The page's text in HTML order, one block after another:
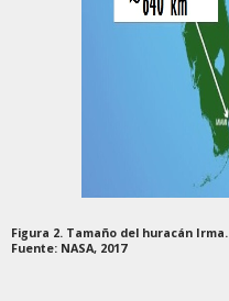
Figura 2. Tamaño del huracán Irma.
Fuente: NASA, 2017